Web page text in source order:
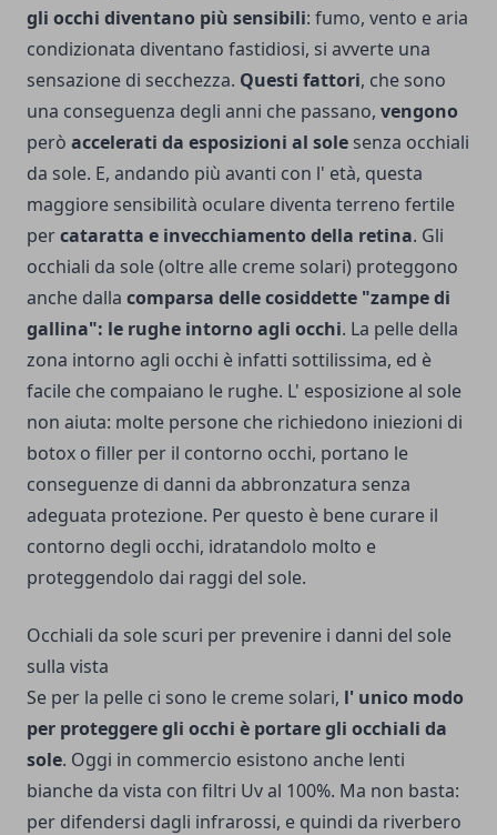
gli occhi diventano più sensibili: fumo, vento e aria
condizionata diventano fastidiosi, si avverte una
sensazione di secchezza. Questi fattori, che sono
una conseguenza degli anni che passano, vengono
però accelerati da esposizioni al sole senza occhiali
da sole. E, andando più avanti con l' età, questa
maggiore sensibilità oculare diventa terreno fertile
percataratta e invecchiamento della retina. Gli
occhiali da sole (oltre alle creme solari) proteggono
anche dalla comparsa delle cosiddette "zampe di
gallina": le rughe intorno agli occhi. La pelle della
zona intorno agli occhi è infatti sottilissima, ed è
facile che compaiano le rughe. L' esposizione al sole
non aiuta: molte persone che richiedono iniezioni di
botox o filler per il contorno occhi, portano le
conseguenze di danni da abbronzatura senza
adeguata protezione. Per questo è bene curare il
contorno degli occhi, idratandolo molto e
proteggendolo dai raggi del sole.
Occhiali da sole scuri per prevenire i danni del sole
sulla vista
Se per la pelle ci sono le creme solari, l' unico modo
per proteggere gli occhi è portare gli occhiali da
sole. Oggi in commercio esistono anche lenti
bianche da vista con filtri Uv al 100%. Ma non basta:
per difendersi dagli infrarossi, e quindi da riverbero